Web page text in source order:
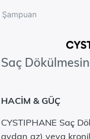
Saç
HACİM & GÜÇ
CYSTIPHANE Saç
aydan az) veya